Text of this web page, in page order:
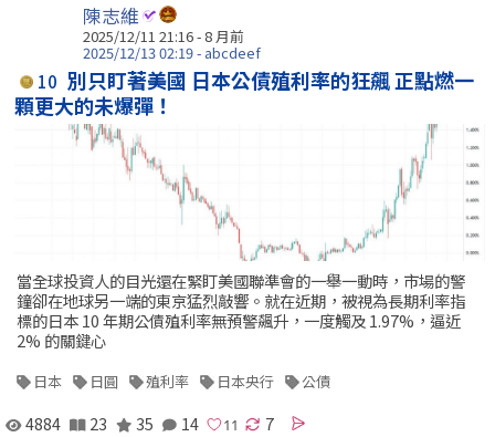
陳志維
2025/12/11 21:16 - 8 月前
2025/12/13 02:19 - abcdeef
10 別只盯著美國 日本公債殖利率的狂飆 正點燃一
顆更大的未爆彈！
當全球投資人的目光還在緊盯美國聯準會的一舉一動時，市場的警
鐘卻在地球另一端的東京猛烈敲響。就在近期，被視為長期利率指
標的日本 10 年期公債殖利率無預警飆升，一度觸及 1.97%，逼近
2% 的關鍵心
日本 日圓 殖利率 日本央行 公債
4884 23 35 14 7